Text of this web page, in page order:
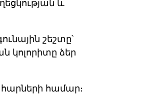
և
շեշտը՝
կոլորիտը ձեր
համար։